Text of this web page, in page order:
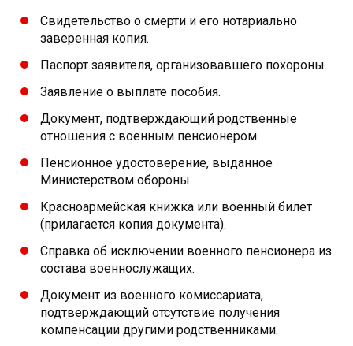
Свидетельство о смерти и его нотариально
заверенная копия.
Паспорт заявителя, организовавшего похороны.
Заявление о выплате пособия.
Документ, подтверждающий родственные
отношения с военным пенсионером.
Пенсионное удостоверение, выданное
Министерством обороны.
Красноармейская книжка или военный билет
(прилагается копия документа).
Справка об исключении военного пенсионера из
состава военнослужащих.
Документ из военного комиссариата,
подтверждающий отсутствие получения
компенсации другими родственниками.